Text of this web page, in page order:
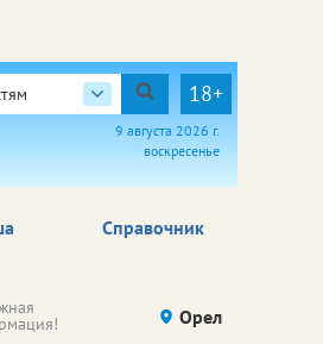
18+
9 августа 2026 г.
воскресенье
Справочник
Происшествия Здоровье
Орел